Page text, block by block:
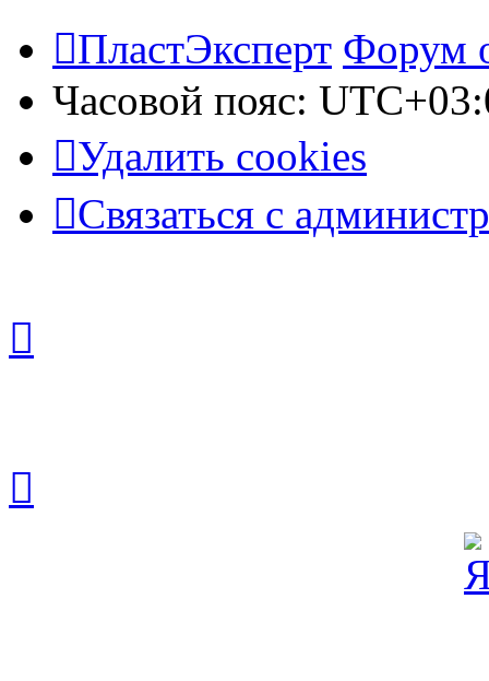
ПластЭксперт Форум
Часовой пояс:
Удалить cookies
Связаться с